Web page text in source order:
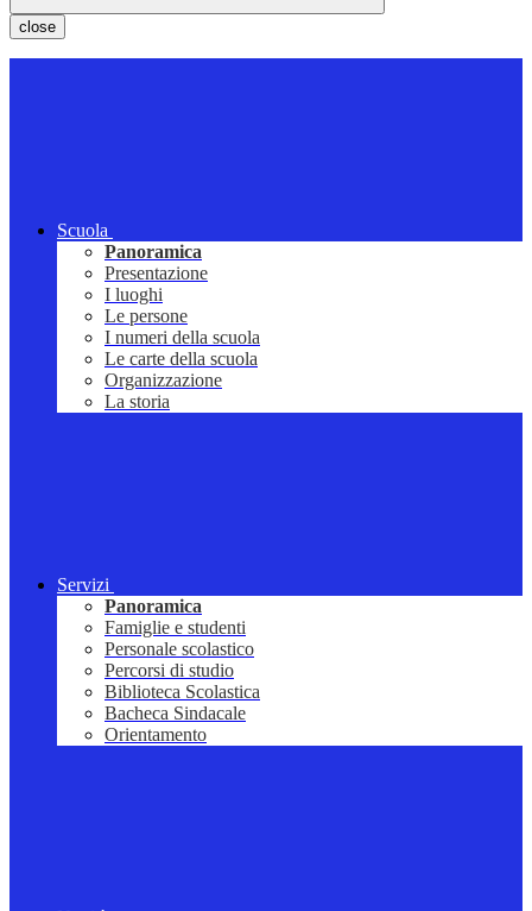
close
Scuola
Panoramica
Presentazione
I luoghi
Le persone
I numeri della scuola
Le carte della scuola
Organizzazione
La storia
Servizi
Panoramica
Famiglie e studenti
Personale scolastico
Percorsi di studio
Biblioteca Scolastica
Bacheca Sindacale
Orientamento